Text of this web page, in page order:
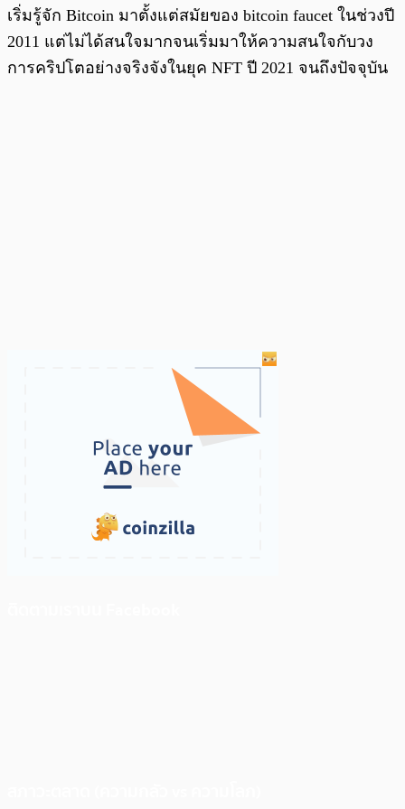
เริ่มรู้จัก Bitcoin มาตั้งแต่สมัยของ bitcoin faucet ในช่วงปี
2011 แต่ไม่ได้สนใจมากจนเริ่มมาให้ความสนใจกับวง
การคริปโตอย่างจริงจังในยุค NFT ปี 2021 จนถึงปัจจุบัน